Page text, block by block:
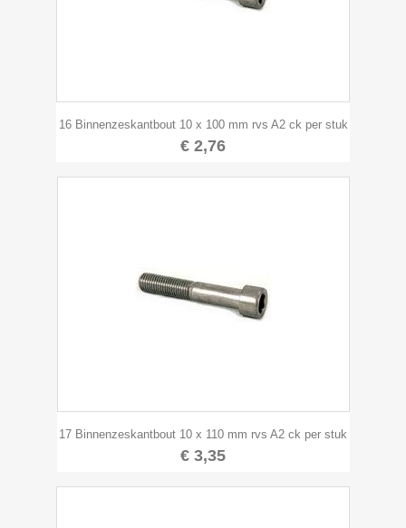
16 Binnenzeskantbout 10 x 100 mm rvs A2 ck per stuk
€ 2,76
17 Binnenzeskantbout 10 x 110 mm rvs A2 ck per stuk
€ 3,35